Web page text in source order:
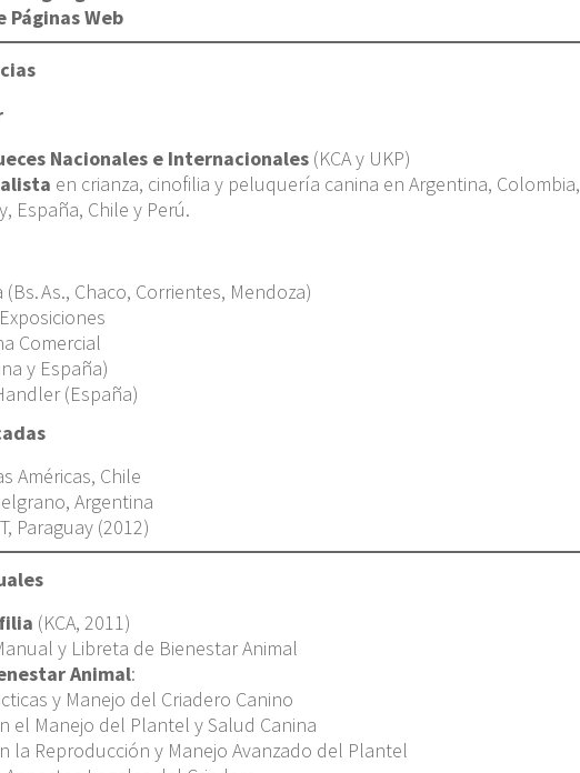
Páginas Web
Nacionales e Internacionales (KCA y UKP)
en crianza, cinofilia y peluquería canina en Argentina, Colombia,
España, Chile y Perú.
(Bs. As., Chaco, Corrientes, Mendoza)
Comercial
y España)
(España)
Américas, Chile
Argentina
Paraguay (2012)
(KCA, 2011)
y Libreta de Bienestar Animal
Animal:
y Manejo del Criadero Canino
el Manejo del Plantel y Salud Canina
la Reproducción y Manejo Avanzado del Plantel